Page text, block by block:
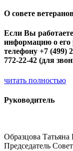
О совете
Если Вы работаете
информацию о его
телефону +7 (499)
772-22-42 (для
читать полностью
Руководитель
Образцова Татьяна
Председатель